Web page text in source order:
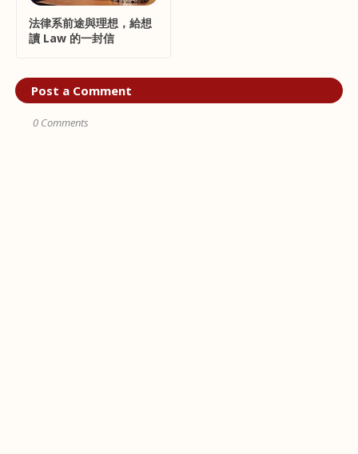
法律系前途與理想，給想
讀 Law 的一封信
Post a Comment
0 Comments